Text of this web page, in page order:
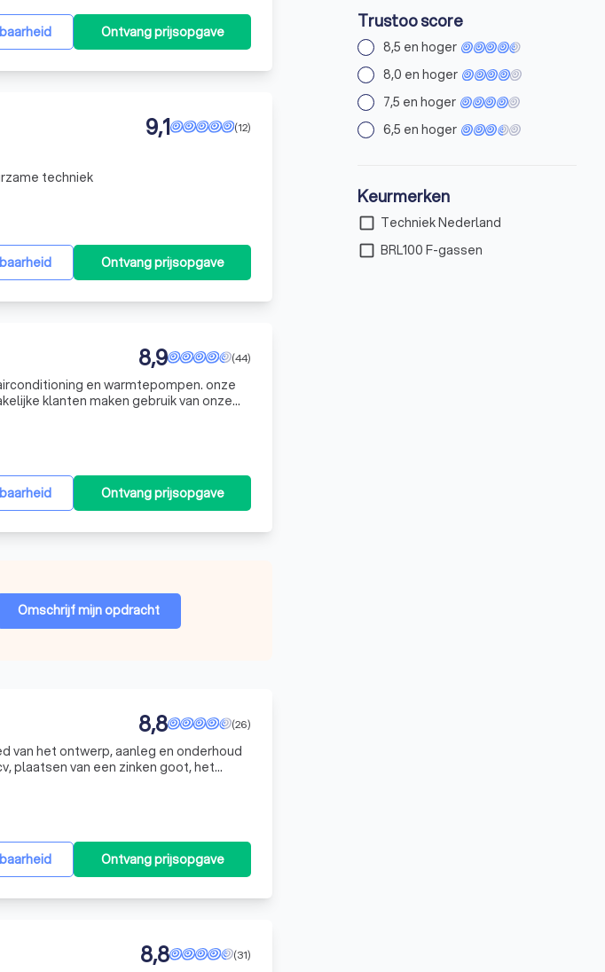
Ontvang prijsopgave
(12)
9,1
techniek
Ontvang prijsopgave
(44)
8,9
klanten maken gebruik van onze
Ontvang prijsopgave
Omschrijf mijn opdracht
(26)
8,8
van het ontwerp, aanleg en onderhoud
plaatsen van een zinken goot, het
Ontvang prijsopgave
(31)
8,8
Trustoo score
8,5 en hoger
8,0 en hoger
7,5 en hoger
6,5 en hoger
Keurmerken
check_box_outline_blank Techniek Nederland
check_box_outline_blank BRL100 F-gassen